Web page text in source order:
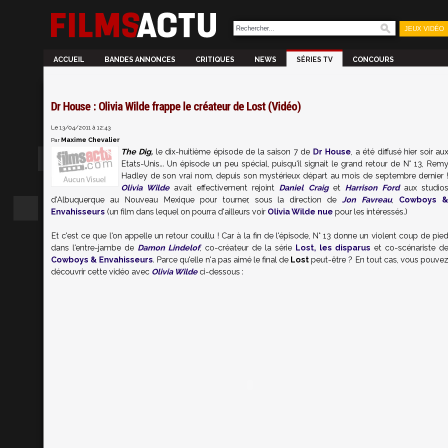
JEUX VIDÉO
ACCUEIL BANDES ANNONCES CRITIQUES NEWS SÉRIES TV CONCOURS
Dr House : Olivia Wilde frappe le créateur de Lost (Vidéo)
Le 13/04/2011 à 12:43
Par Maxime Chevalier
The Dig, le dix-huitième épisode de la saison 7 de Dr House, a été diffusé hier soir
Etats-Unis... Un épisode un peu spécial, puisqu'il signait le grand retour de N° 13, Remy
Hadley de son vrai nom, depuis son mystérieux départ au mois de septembre dernier !
Olivia Wildeavait effectivement rejoint Daniel Craiget Harrison Fordaux
d'Albuquerque au Nouveau Mexique pour tourner, sous la direction deJon Favreau, Cowboys
Envahisseurs (un film dans lequel on pourra d'ailleurs voir Olivia Wilde nue pour les intéressés.)
Et c'est ce que l'on appelle un retour couillu ! Car à la fin de l'épisode, N° 13 donne un violent coup de pied
dans l'entre-jambe de Damon Lindelof, co-créateur de la série Lost, les disparus et co-scénariste
Cowboys & Envahisseurs. Parce qu'elle n'a pas aimé le final de Lost peut-être ? En tout cas, vous
découvrir cette vidéo avec Olivia Wildeci-dessous :